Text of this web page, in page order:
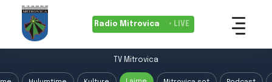
Radio Mitrovica • LIVE
TV Mitrovica